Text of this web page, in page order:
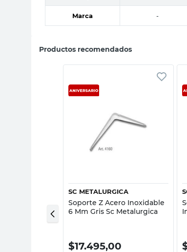
Marca -
Productos recomendados
SC METALURGICA
Soporte Z Acero Inoxidable
6 Mm Gris Sc Metalurgica
$17.495,00